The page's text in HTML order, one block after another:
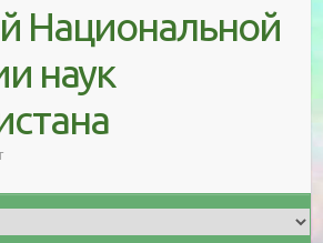
Национальной
наук